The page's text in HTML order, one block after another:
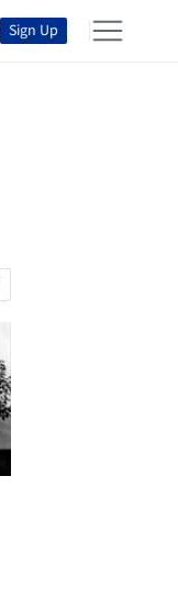
Sign Up